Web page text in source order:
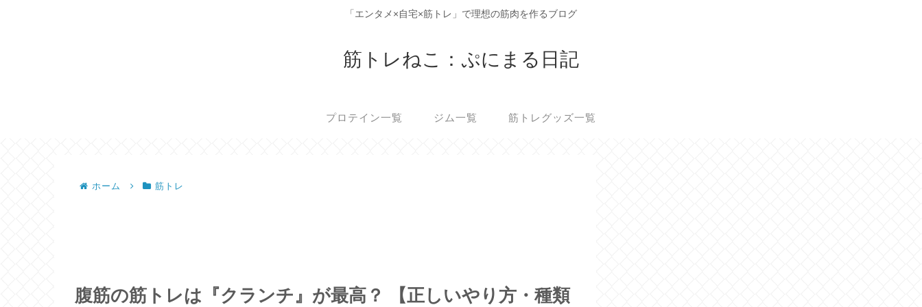
「エンタメ×自宅×筋トレ」で理想の筋肉を作るブログ
筋トレねこ：ぷにまる日記
プロテイン一覧 ジム一覧 筋トレグッズ一覧
ホーム 筋トレ
腹筋の筋トレは『クランチ』が最高？ 【正しいやり方・種類